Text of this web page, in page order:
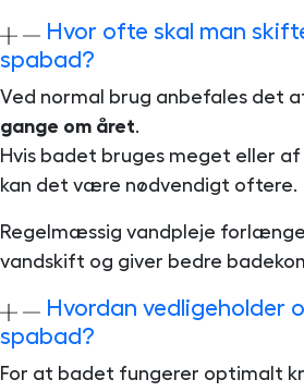
Hvor ofte skal man
spabad?
Ved normal brug anbefales det
gange om året.
Hvis badet bruges meget eller
kan det være nødvendigt oftere.
Regelmæssig vandpleje
vandskift og giver bedre
Hvordan vedligeholder
spabad?
For at badet fungerer optimalt